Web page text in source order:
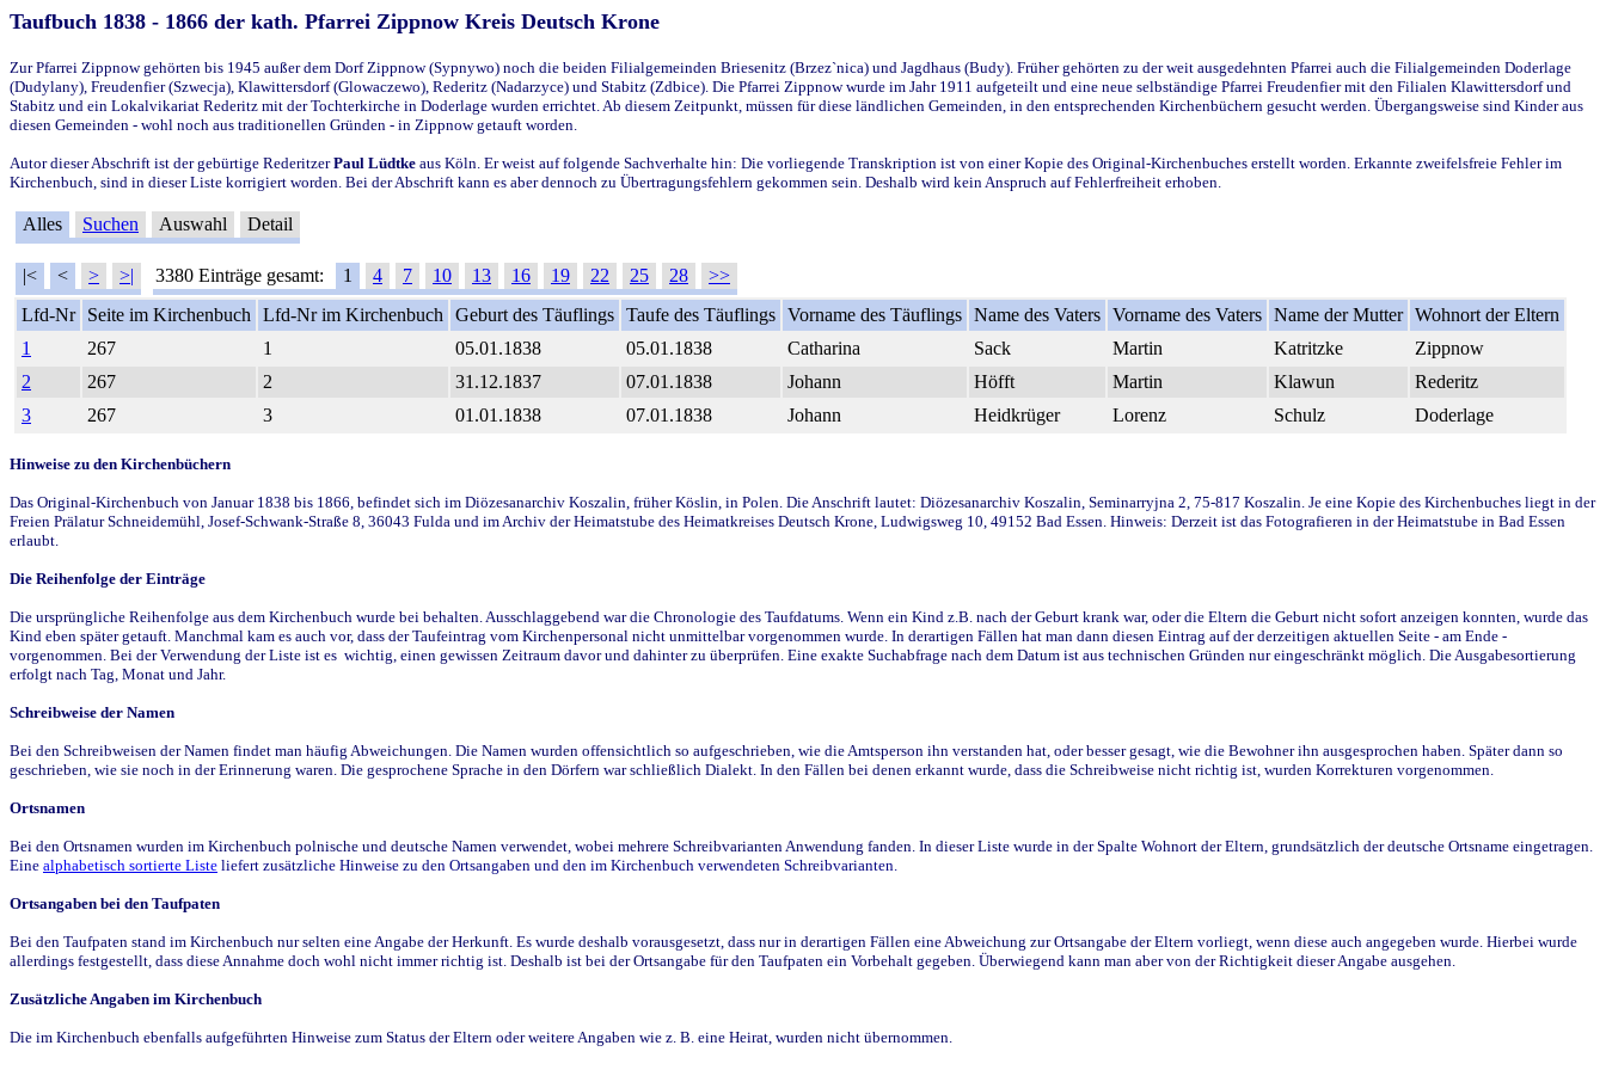
Taufbuch 1838 - 1866 der kath. Pfarrei Zippnow Kreis Deutsch Krone
Zur Pfarrei Zippnow gehörten bis 1945 außer dem Dorf Zippnow (Sypnywo) noch die beiden Filialgemeinden Briesenitz (Brzez`nica) und Jagdhaus (Budy). Früher gehörten zu der weit ausgedehnten Pfarrei auch die Filialgemeinden Doderlage
(Dudylany), Freudenfier (Szwecja), Klawittersdorf (Glowaczewo), Rederitz (Nadarzyce) und Stabitz (Zdbice). Die Pfarrei Zippnow wurde im Jahr 1911 aufgeteilt und eine neue selbständige Pfarrei Freudenfier mit den Filialen Klawittersdorf und
Stabitz und ein Lokalvikariat Rederitz mit der Tochterkirche in Doderlage wurden errichtet. Ab diesem Zeitpunkt, müssen für diese ländlichen Gemeinden, in den entsprechenden Kirchenbüchern gesucht werden. Übergangsweise sind Kinder aus
diesen Gemeinden - wohl noch aus traditionellen Gründen - in Zippnow getauft worden.
Autor dieser Abschrift ist der gebürtige RederitzerPaul Lüdtke aus Köln. Er weist auf folgende Sachverhalte hin: Die vorliegende Transkription ist von einer Kopie des Original-Kirchenbuches erstellt worden. Erkannte zweifelsfreie Fehler im
Kirchenbuch, sind in dieser Liste korrigiert worden. Bei der Abschrift kann es aber dennoch zu Übertragungsfehlern gekommen sein. Deshalb wird kein Anspruch auf Fehlerfreiheit erhoben.
Alles Suchen Auswahl Detail
|< < > >| 3380 Einträge gesamt: 1 4 7 10 13 16 19 22 25 28
>>
Lfd-Nr
Seite im Kirchenbuch Lfd-Nr im Kirchenbuch Geburt des Täuflings Taufe des Täuflings Vorname des Täuflings Name des Vaters Vorname des Vaters Name der Mutter Wohnort der Eltern
1
267 1 05.01.1838 05.01.1838 Catharina Sack Martin Katritzke
Zippnow
2
267 2 31.12.1837 07.01.1838 Johann Höfft Martin Klawun
Rederitz
3
267 3 01.01.1838 07.01.1838 Johann Heidkrüger Lorenz Schulz Doderlage
Hinweise zu den Kirchenbüchern
Das Original-Kirchenbuch von Januar 1838 bis 1866, befindet sich im Diözesanarchiv Koszalin, früher Köslin, in Polen. Die Anschrift lautet: Diözesanarchiv Koszalin, Seminarryjna 2, 75-817 Koszalin. Je eine Kopie des Kirchenbuches liegt in der
Freien Prälatur Schneidemühl, Josef-Schwank-Straße 8, 36043 Fulda und im Archiv der Heimatstube des Heimatkreises Deutsch Krone, Ludwigsweg 10, 49152 Bad Essen. Hinweis: Derzeit ist das Fotografieren in der Heimatstube in Bad Essen
erlaubt.
Die Reihenfolge der Einträge
Die ursprüngliche Reihenfolge aus dem Kirchenbuch wurde bei behalten. Ausschlaggebend war die Chronologie des Taufdatums. Wenn ein Kind z.B. nach der Geburt krank war, oder die Eltern die Geburt nicht sofort anzeigen konnten, wurde das
Kind eben später getauft. Manchmal kam es auch vor, dass der Taufeintrag vom Kirchenpersonal nicht unmittelbar vorgenommen wurde. In derartigen Fällen hat man dann diesen Eintrag auf der derzeitigen aktuellen Seite - am Ende -
vorgenommen. Bei der Verwendung der Liste ist es wichtig, einen gewissen Zeitraum davor und dahinter zu überprüfen. Eine exakte Suchabfrage nach dem Datum ist aus technischen Gründen nur eingeschränkt möglich. Die Ausgabesortierung
erfolgt nach Tag, Monat und Jahr.
Schreibweise der Namen
Bei den Schreibweisen der Namen findet man häufig Abweichungen. Die Namen wurden offensichtlich so aufgeschrieben, wie die Amtsperson ihn verstanden hat, oder besser gesagt, wie die Bewohner ihn ausgesprochen haben. Später dann so
geschrieben, wie sie noch in der Erinnerung waren. Die gesprochene Sprache in den Dörfern war schließlich Dialekt. In den Fällen bei denen erkannt wurde, dass die Schreibweise nicht richtig ist, wurden Korrekturen vorgenommen.
Ortsnamen
Bei den Ortsnamen wurden im Kirchenbuch polnische und deutsche Namen verwendet, wobei mehrere Schreibvarianten Anwendung fanden. In dieser Liste wurde in der Spalte Wohnort der Eltern, grundsätzlich der deutsche Ortsname eingetragen.
Eine alphabetisch sortierte Liste liefert zusätzliche Hinweise zu den Ortsangaben und den im Kirchenbuch verwendeten Schreibvarianten.
Ortsangaben bei den Taufpaten
Bei den Taufpaten stand im Kirchenbuch nur selten eine Angabe der Herkunft. Es wurde deshalb vorausgesetzt, dass nur in derartigen Fällen eine Abweichung zur Ortsangabe der Eltern vorliegt, wenn diese auch angegeben wurde. Hierbei wurde
allerdings festgestellt, dass diese Annahme doch wohl nicht immer richtig ist. Deshalb ist bei der Ortsangabe für den Taufpaten ein Vorbehalt gegeben. Überwiegend kann man aber von der Richtigkeit dieser Angabe ausgehen.
Zusätzliche Angaben im Kirchenbuch
Die im Kirchenbuch ebenfalls aufgeführten Hinweise zum Status der Eltern oder weitere Angaben wie z. B. eine Heirat, wurden nicht übernommen.